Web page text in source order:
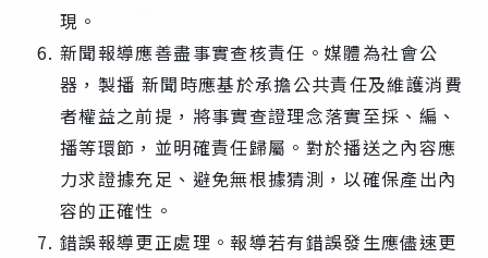
現。
新聞報導應善盡事實查核責任。媒體為社會公
器，製播 新聞時應基於承擔公共責任及維護消費
者權益之前提，將事實查證理念落實至採、編、
播等環節，並明確責任歸屬。對於播送之內容應
力求證據充足、避免無根據猜測，以確保產出內
容的正確性。
錯誤報導更正處理。報導若有錯誤發生應儘速更